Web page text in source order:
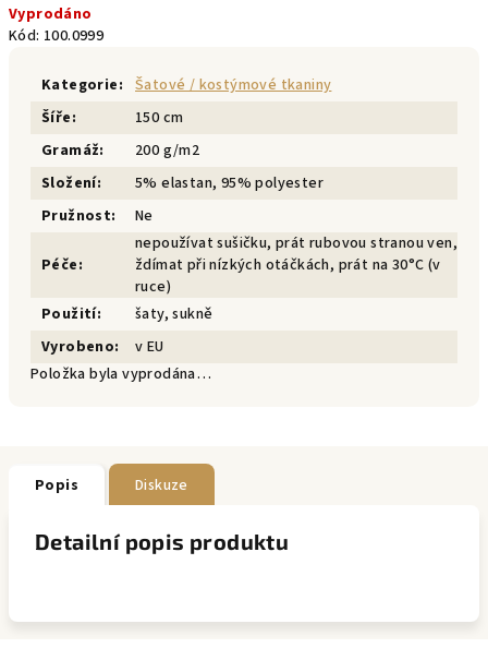
Vyprodáno
Kód: 100.0999
Kategorie: Šatové / kostýmové tkaniny
Šíře:
150 cm
Gramáž:
200 g/m2
Složení:
5% elastan, 95% polyester
Pružnost: Ne
Péče:
nepoužívat sušičku, prát rubovou stranou ven,
ždímat při nízkých otáčkách, prát na 30°C (v
ruce)
Použití:
šaty, sukně
Vyrobeno:
v EU
Položka byla vyprodána…
Popis Diskuze
Detailní popis produktu